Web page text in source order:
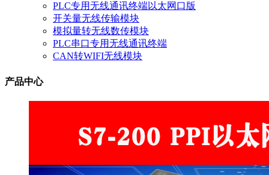
PLC专用无线通讯终端以太网口版
开关量无线传输模块
模拟量转无线数传模块
PLC串口专用无线通讯终端
CAN转WIFI无线模块
产品中心